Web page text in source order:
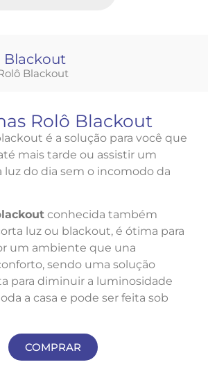
Blackout
Blackout
Rolô Blackout
é a solução para você que
mais tarde ou assistir um
do dia sem o incomodo da
conhecida também
luz ou blackout, é ótima para
um ambiente que una
sendo uma solução
para diminuir a luminosidade
a casa e pode ser feita sob
COMPRAR